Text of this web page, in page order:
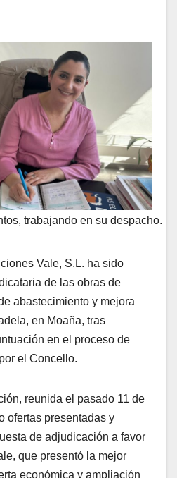
trabajando en su despacho.
Vale, S.L. ha sido
de las obras de
abastecimiento y mejora
en Moaña, tras
en el proceso de
el Concello.
reunida el pasado 11 de
ofertas presentadas y
de adjudicación a favor
que presentó la mejor
económica y ampliación